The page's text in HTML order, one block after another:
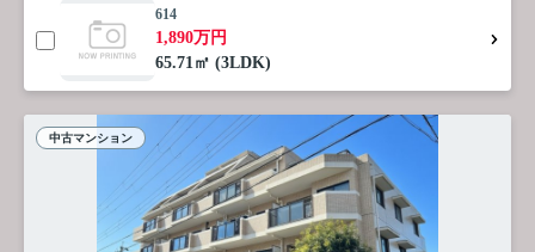
614
1,890万円
65.71㎡ (3LDK)
中古マンション